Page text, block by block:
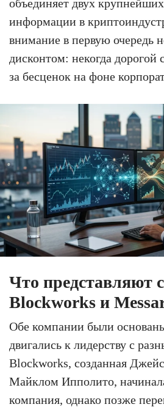
объединяет двух
информации в
внимание в первую очередь
дисконтом: некогда дорогой
за бесценок на фоне
Что представляют
Blockworks и
Обе компании были
двигались к лидерству с
Blockworks, созданная
Майклом Ипполито,
компания, однако позже